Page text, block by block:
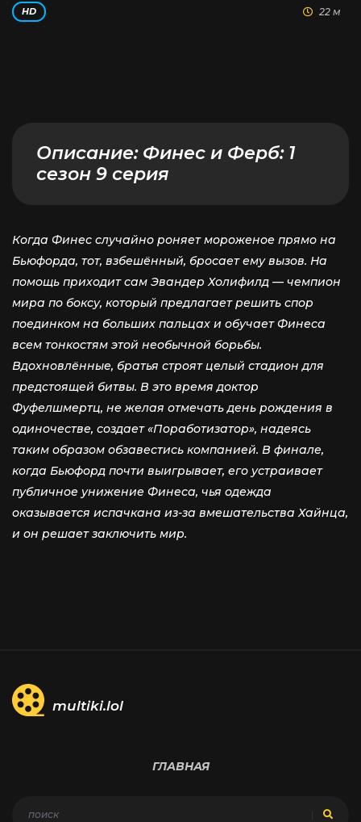
HD 22 м
Описание: Финес и Ферб: 1
сезон 9 серия
Когда Финес случайно роняет мороженое прямо на
Бьюфорда, тот, взбешённый, бросает ему вызов. На
помощь приходит сам Эвандер Холифилд — чемпион
мира по боксу, который предлагает решить спор
поединком на больших пальцах и обучает Финеса
всем тонкостям этой необычной борьбы.
Вдохновлённые, братья строят целый стадион для
предстоящей битвы. В это время доктор
Фуфелшмертц, не желая отмечать день рождения в
одиночестве, создает «Поработизатор», надеясь
таким образом обзавестись компанией. В финале,
когда Бьюфорд почти выигрывает, его устраивает
публичное унижение Финеса, чья одежда
оказывается испачкана из-за вмешательства Хайнца,
и он решает заключить мир.
multiki.lol
ГЛАВНАЯ